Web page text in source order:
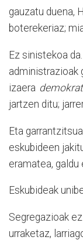
gauzatu duena,
boterekeriaz;
Ez sinistekoa
administrazioak
izaera
jartzen ditu;
Eta
eskubideen
eramatea, galdu
Eskubideak
Segregazioak
urraketaz,